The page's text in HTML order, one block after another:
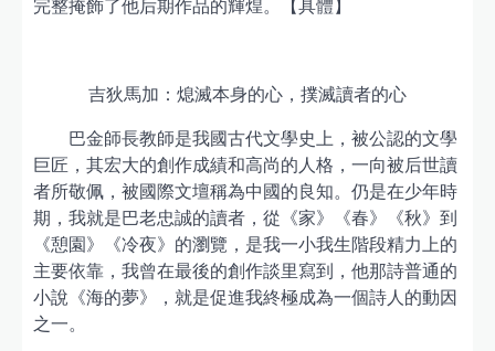
完整掩飾了他后期作品的輝煌。【具體】
吉狄馬加：熄滅本身的心，撲滅讀者的心
巴金師長教師是我國古代文學史上，被公認的文學
巨匠，其宏大的創作成績和高尚的人格，一向被后世讀
者所敬佩，被國際文壇稱為中國的良知。仍是在少年時
期，我就是巴老忠誠的讀者，從《家》《春》《秋》到
《憩園》《冷夜》的瀏覽，是我一小我生階段精力上的
主要依靠，我曾在最後的創作談里寫到，他那詩普通的
小說《海的夢》，就是促進我終極成為一個詩人的動因
之一。